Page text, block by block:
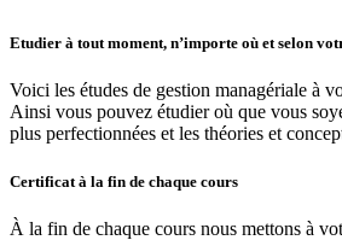
Etudier à tout moment, n’importe où et selon
Voici les études de gestion managériale à
Ainsi vous pouvez étudier où que vous
plus perfectionnées et les théories et
Certificat à la fin de chaque cours
À la fin de chaque cours nous mettons à